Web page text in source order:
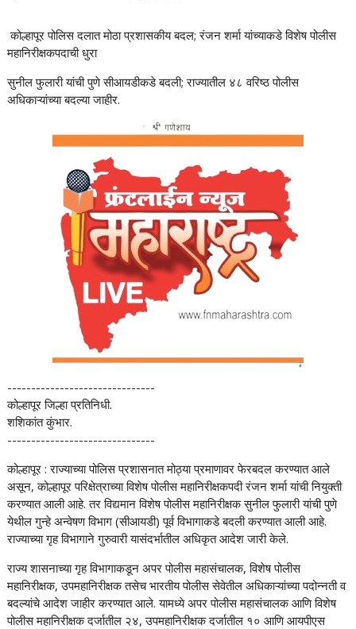
कोल्हापूर पोलिस दलात मोठा प्रशासकीय बदल; रंजन शर्मा यांच्याकडे विशेष पोलीस
महानिरीक्षकपदाची धुरा
सुनील फुलारी यांची पुणे सीआयडीकडे बदली; राज्यातील ४८ वरिष्ठ पोलीस
अधिकाऱ्यांच्या बदल्या जाहीर.
-------------------------------
कोल्हापूर जिल्हा प्रतिनिधी.
शशिकांत कुंभार.
-------------------------------
कोल्हापूर : राज्याच्या पोलिस प्रशासनात मोठ्या प्रमाणावर फेरबदल करण्यात आले
असून, कोल्हापूर परिक्षेत्राच्या विशेष पोलीस महानिरीक्षकपदी रंजन शर्मा यांची नियुक्ती
करण्यात आली आहे. तर विद्यमान विशेष पोलीस महानिरीक्षक सुनील फुलारी यांची पुणे
येथील गुन्हे अन्वेषण विभाग (सीआयडी) पूर्व विभागाकडे बदली करण्यात आली आहे.
राज्याच्या गृह विभागाने गुरुवारी यासंदर्भातील अधिकृत आदेश जारी केले.
राज्य शासनाच्या गृह विभागाकडून अपर पोलीस महासंचालक, विशेष पोलीस
महानिरीक्षक, उपमहानिरीक्षक तसेच भारतीय पोलीस सेवेतील अधिकाऱ्यांच्या पदोन्नती व
बदल्यांचे आदेश जाहीर करण्यात आले. यामध्ये अपर पोलीस महासंचालक आणि विशेष
पोलीस महानिरीक्षक दर्जातील २४, उपमहानिरीक्षक दर्जातील १० आणि आयपीएस